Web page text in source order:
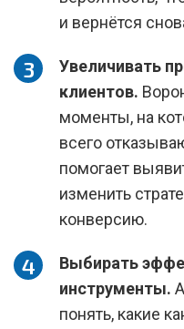
и вернётся
Увеличивать
клиентов.
моменты, на
всего
помогает
изменить
конверсию.
Выбирать
инструменты.
понять, какие